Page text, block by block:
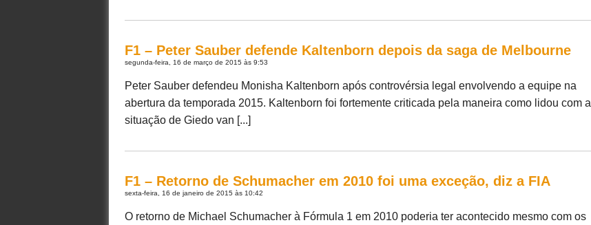
F1 – Peter Sauber defende Kaltenborn depois da saga de Melbourne
segunda-feira, 16 de março de 2015 às 9:53
Peter Sauber defendeu Monisha Kaltenborn após controvérsia legal envolvendo a equipe na
abertura da temporada 2015. Kaltenborn foi fortemente criticada pela maneira como lidou com a
situação de Giedo van [...]
F1 – Retorno de Schumacher em 2010 foi uma exceção, diz a FIA
sexta-feira, 16 de janeiro de 2015 às 10:42
O retorno de Michael Schumacher à Fórmula 1 em 2010 poderia ter acontecido mesmo com os